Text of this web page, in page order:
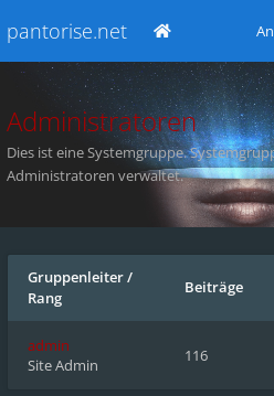
pantorise.net
Administratoren
Dies ist eine Systemgruppe.
Administratoren verwaltet.
Gruppenleiter/
Rang
Beiträge
admin
Site Admin
116